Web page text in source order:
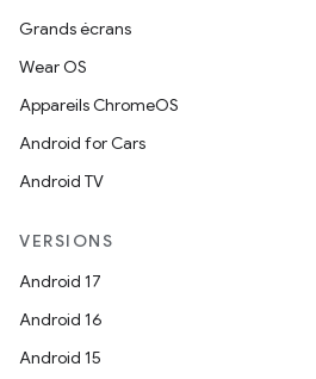
Grands écrans
Wear OS
Appareils ChromeOS
Android for Cars
Android TV
VERSIONS
Android 17
Android 16
Android 15